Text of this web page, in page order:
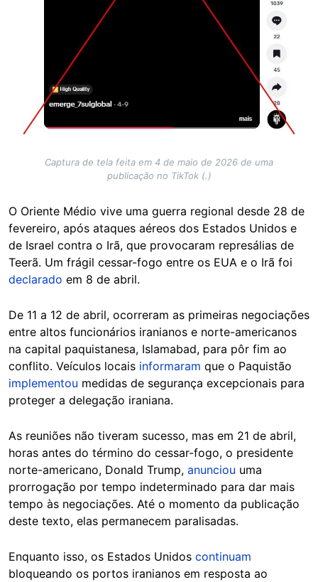
Captura de tela feita em 4 de maio de 2026 de uma
publicação no TikTok (.)
O Oriente Médio vive uma guerra regional desde 28 de
fevereiro, após ataques aéreos dos Estados Unidos e
de Israel contra o Irã, que provocaram represálias de
Teerã. Um frágil cessar-fogo entre os EUA e o Irã foi
declarado em 8 de abril.
De 11 a 12 de abril, ocorreram as primeiras negociações
entre altos funcionários iranianos e norte-americanos
na capital paquistanesa, Islamabad, para pôr fim ao
conflito. Veículos locais informaram que o Paquistão
implementou medidas de segurança excepcionais para
proteger a delegação iraniana.
As reuniões não tiveram sucesso, mas em 21 de abril,
horas antes do término do cessar-fogo, o presidente
norte-americano, Donald Trump, anunciou uma
prorrogação por tempo indeterminado para dar mais
tempo às negociações. Até o momento da publicação
deste texto, elas permanecem paralisadas.
Enquanto isso, os Estados Unidos continuam
bloqueando os portos iranianos em resposta ao